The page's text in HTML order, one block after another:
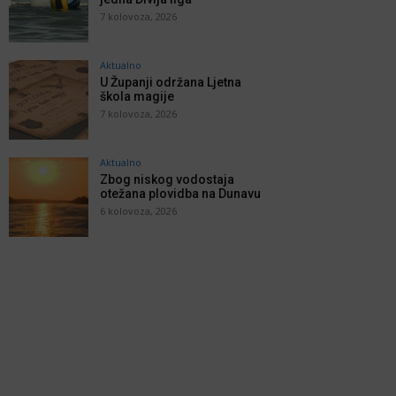
7 kolovoza, 2026
Aktualno
U Županji održana Ljetna
škola magije
7 kolovoza, 2026
Aktualno
Zbog niskog vodostaja
otežana plovidba na Dunavu
6 kolovoza, 2026